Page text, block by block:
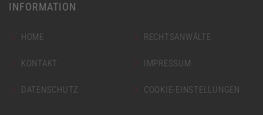
INFORMATION
HOME RECHTSANWÄLTE
KONTAKT IMPRESSUM
DATENSCHUTZ COOKIE-EINSTELLUNGEN